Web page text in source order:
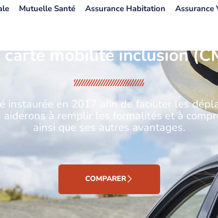
Mutuelle Santé Assurance Habitation Assurance
carte mobilité inclusion
instaurée en 2017 afin de faciliter les
aiderons à remplir les formalités et à
ainsi que ses autres avantages.
COMPARER